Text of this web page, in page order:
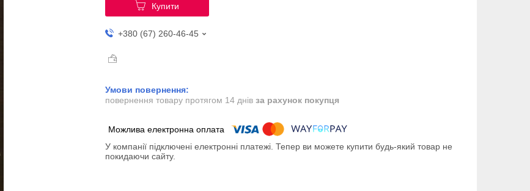
Купити
+380 (67) 260-46-45
повернення товару протягом 14 днів за рахунок покупця
У компанії підключені електронні платежі. Тепер ви можете купити будь-який товар не
покидаючи сайту.